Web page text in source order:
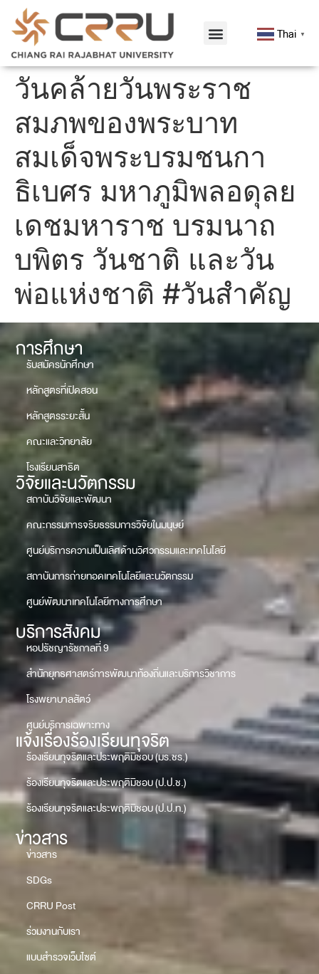
Thai ▼
วันคล้ายวันพระราช
สมภพของพระบาท
สมเด็จพระบรมชนกา
ธิเบศร มหาภูมิพลอดุลย
เดชมหาราช บรมนาถ
บพิตร วันชาติ และวัน
พ่อแห่งชาติ #วันสำคัญ
การศึกษา
รับสมัครนักศึกษา
หลักสูตรที่เปิดสอน
หลักสูตรระยะสั้น
คณะและวิทยาลัย
โรงเรียนสาธิต
วิจัยและนวัตกรรม
สถาบันวิจัยและพัฒนา
คณะกรรมการจริยธรรมการวิจัยในมนุษย์
ศูนย์บริการความเป็นเลิศด้านวิศวกรรมและเทคโนโลยี
สถาบันการถ่ายทอดเทคโนโลยีและนวัตกรรม
ศูนย์พัฒนาเทคโนโลยีทางการศึกษา
บริการสังคม
หอปรัชญารัชกาลที่ 9
สำนักยุทธศาสตร์การพัฒนาท้องถิ่นและบริการวิชาการ
โรงพยาบาลสัตว์
ศูนย์บริการเฉพาะทาง
แจ้งเรื่องร้องเรียนทุจริต
ร้องเรียนทุจริตและประพฤติมิชอบ (มร.ชร.)
ร้องเรียนทุจริตและประพฤติมิชอบ (ป.ป.ช.)
ร้องเรียนทุจริตและประพฤติมิชอบ (ป.ป.ท.)
ข่าวสาร
ข่าวสาร
SDGs
CRRU Post
ร่วมงานกับเรา
แบบสำรวจเว็บไซต์